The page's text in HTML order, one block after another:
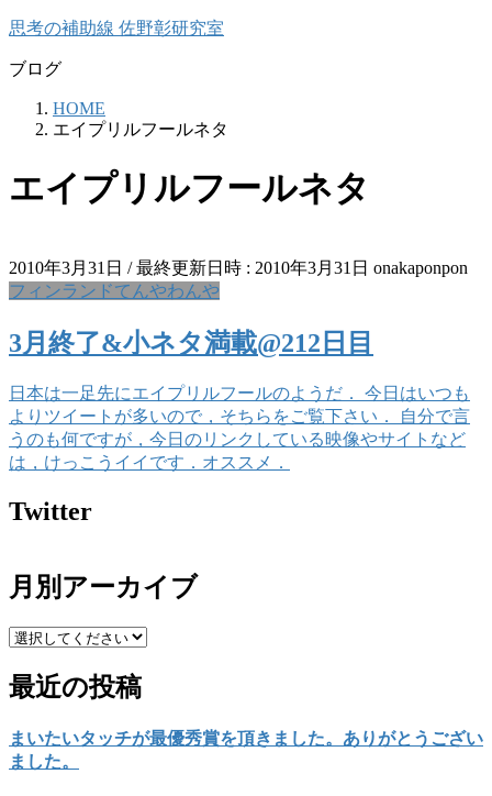
コ
テ
キ
ナ
ゲ
に
思考の補助線 佐野彰研究室
ブログ
HOME
エイプリルフールネタ
エイプリルフールネタ
2010年3月31日 / 最終更新日時 : 2010年3月31日 onakaponpon
フィンランドてんやわんや
3月終了&小ネタ満載@212日目
日本は一足先にエイプリルフールのようだ． 今日はいつも
よりツイートが多いので，そちらをご覧下さい． 自分で言
うのも何ですが，今日のリンクしている映像やサイトなど
は，けっこうイイです．オススメ．
Twitter
月別アーカイブ
最近の投稿
まいたいタッチが最優秀賞を頂きました。ありがとうござい
ました。